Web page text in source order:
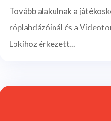
Tovább alakulnak a
röplabdázóinál és a
Lokihoz érkezett...